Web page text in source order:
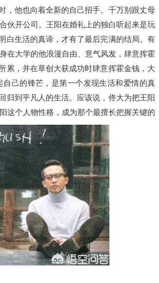
，他也向着全新的自己招手。千万别跟丈母
伙开公司。王阳在婚礼上的独白听起来是玩
白生活的真谛，才有了最后完满的结局。有
在大学的他浪漫自由、意气风发，肆意挥霍
累，并在草创大获成功时肆意挥霍金钱，大
己的锋芒，是第一个发现生活和爱情的真
归到平凡人的生活。应该说，佟大为把王阳
这个人物性格，成为那个最擅长把握关键的